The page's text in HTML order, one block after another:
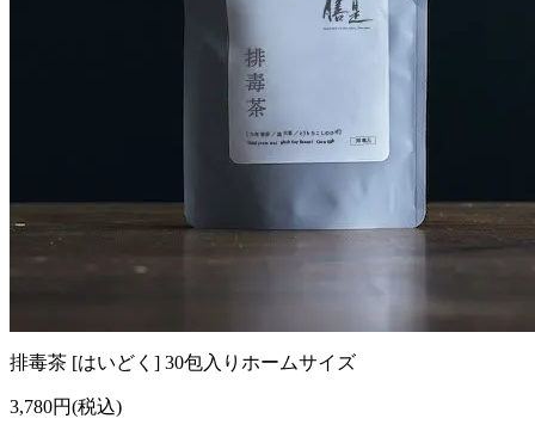
排毒茶 [はいどく] 30包入りホームサイズ
3,780円(税込)